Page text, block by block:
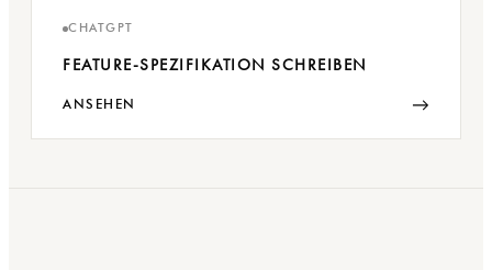
CHATGPT
FEATURE-SPEZIFIKATION SCHREIBEN
ANSEHEN →